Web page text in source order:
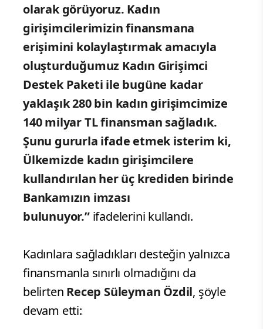
olarak görüyoruz. Kadın
girişimcilerimizin finansmana
erişimini kolaylaştırmak amacıyla
oluşturduğumuz Kadın Girişimci
Destek Paketi ile bugüne kadar
yaklaşık 280 bin kadın girişimcimize
140 milyar TL finansman sağladık.
Şunu gururla ifade etmek isterim ki,
Ülkemizde kadın girişimcilere
kullandırılan her üç krediden birinde
Bankamızın imzası
bulunuyor.”ifadelerini kullandı.
Kadınlara sağladıkları desteğin yalnızca
finansmanla sınırlı olmadığını da
belirten Recep Süleyman Özdil, şöyle
devam etti: